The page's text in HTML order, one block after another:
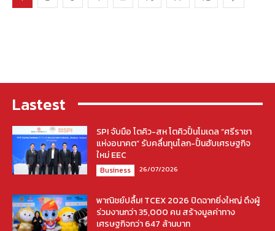
Lastest
SPI จับมือ โตคิว-สห โตคิวปั้นโมเดล “ศรีราชา
แห่งอนาคต” รับคลื่นทุนโลก-ปั้นฮับเศรษฐกิจ
ใหม่ EEC
Business 26/07/2026
พาณิชย์ปลื้ม! TCEX 2026 ปิดฉากยิ่งใหญ่ ดึงผู้
ร่วมงานกว่า 35,000 คน สร้างมูลค่าทาง
เศรษฐกิจกว่า 647 ล้านบาท